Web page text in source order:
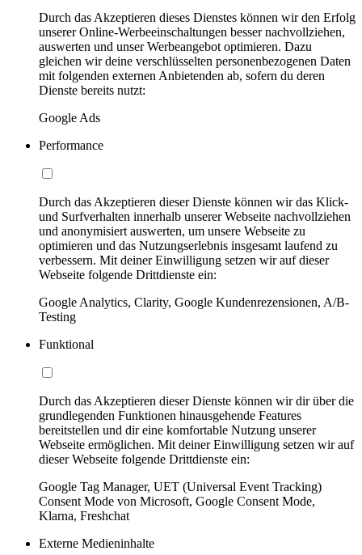
Durch das Akzeptieren dieses Dienstes können wir den Erfolg
unserer Online-Werbeeinschaltungen besser nachvollziehen,
auswerten und unser Werbeangebot optimieren. Dazu
gleichen wir deine verschlüsselten personenbezogenen Daten
mit folgenden externen Anbietenden ab, sofern du deren
Dienste bereits nutzt:
Google Ads
Performance
Durch das Akzeptieren dieser Dienste können wir das Klick-
und Surfverhalten innerhalb unserer Webseite nachvollziehen
und anonymisiert auswerten, um unsere Webseite zu
optimieren und das Nutzungserlebnis insgesamt laufend zu
verbessern. Mit deiner Einwilligung setzen wir auf dieser
Webseite folgende Drittdienste ein:
Google Analytics, Clarity, Google Kundenrezensionen, A/B-
Testing
Funktional
Durch das Akzeptieren dieser Dienste können wir dir über die
grundlegenden Funktionen hinausgehende Features
bereitstellen und dir eine komfortable Nutzung unserer
Webseite ermöglichen. Mit deiner Einwilligung setzen wir auf
dieser Webseite folgende Drittdienste ein:
Google Tag Manager, UET (Universal Event Tracking)
Consent Mode von Microsoft, Google Consent Mode,
Klarna, Freshchat
Externe Medieninhalte